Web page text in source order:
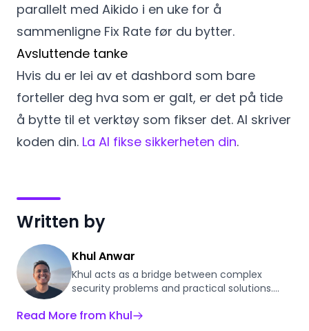
parallelt med Aikido i en uke for å
sammenligne Fix Rate før du bytter.
Avsluttende tanke
Hvis du er lei av et dashbord som bare
forteller deg hva som er galt, er det på tide
å bytte til et verktøy som fikser det. AI skriver
koden din. La AI fikse sikkerheten din.
Written by
Khul Anwar
Khul acts as a bridge between complex
security problems and practical solutions.
workflows, he applies those same efficiency
Read More from Khul